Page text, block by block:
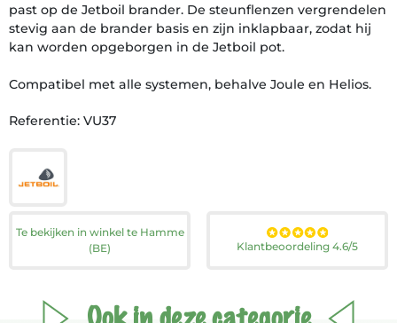
past op de Jetboil brander. De steunflenzen vergrendelen
stevig aan de brander basis en zijn inklapbaar, zodat hij
kan worden opgeborgen in de Jetboil pot.
Compatibel met alle systemen, behalve Joule en Helios.
Referentie: VU37
Te bekijken in winkel te Hamme
(BE)
Klantbeoordeling 4.6/5